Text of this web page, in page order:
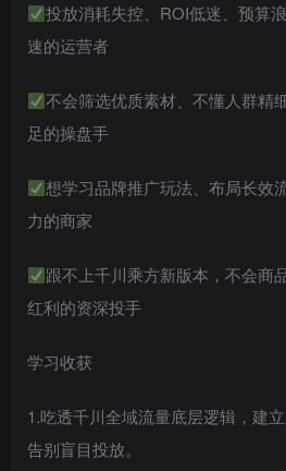
投放消耗失控、ROI低迷、预算
速的运营者
不会筛选优质素材、不懂人群精
足的操盘手
想学习品牌推广玩法、布局长效
力的商家
跟不上千川乘方新版本，不会商
红利的资深投手
学习收获
1.吃透千川全域流量底层逻辑，建
告别盲目投放。